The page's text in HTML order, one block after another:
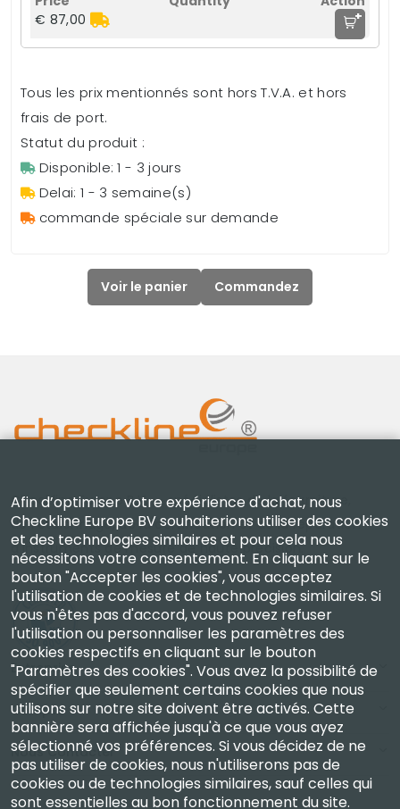
€ 87,00 +
Tous les prix mentionnés sont hors T.V.A. et hors
frais de port.
Statut du produit :
Disponible: 1 - 3 jours
Delai: 1 - 3 semaine(s)
commande spéciale sur demande
Voir le panier Commandez
Checkline Europe B.V. — spécialistes de la fourniture,
de l'étalonnage, de la certification et de la réparation
d'instruments de mesure de haute précision.
Entreprise
Compte
Nous Contacter
Afin d’optimiser votre expérience d'achat, nous
Checkline Europe BV souhaiterions utiliser des cookies
et des technologies similaires et pour cela nous
nécessitons votre consentement. En cliquant sur le
bouton "Accepter les cookies", vous acceptez
l'utilisation de cookies et de technologies similaires. Si
vous n'êtes pas d'accord, vous pouvez refuser
l'utilisation ou personnaliser les paramètres des
cookies respectifs en cliquant sur le bouton
"Paramètres des cookies". Vous avez la possibilité de
spécifier que seulement certains cookies que nous
utilisons sur notre site doivent être activés. Cette
bannière sera affichée jusqu'à ce que vous ayez
sélectionné vos préférences. Si vous décidez de ne
pas utiliser de cookies, nous n'utiliserons pas de
cookies ou de technologies similaires, sauf celles qui
sont essentielles au bon fonctionnement du site.